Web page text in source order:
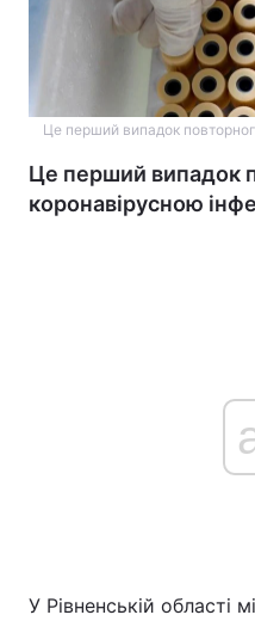
Це перший випадок
Це перший випадок
коронавірусною
У Рівненській області